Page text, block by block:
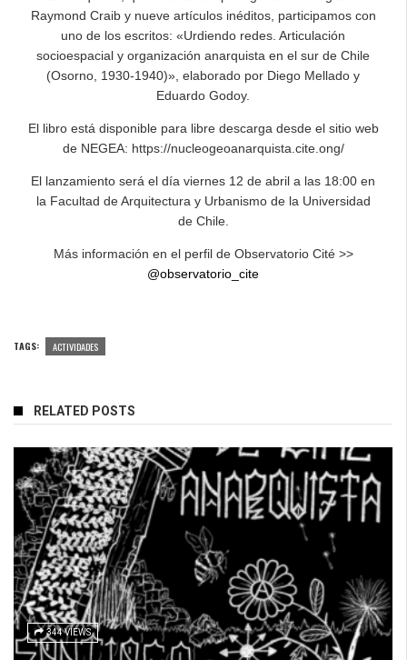
Raymond Craib y nueve artículos inéditos, participamos con
uno de los escritos: «Urdiendo redes. Articulación
socioespacial y organización anarquista en el sur de Chile
(Osorno, 1930-1940)», elaborado por Diego Mellado y
Eduardo Godoy.
El libro está disponible para libre descarga desde el sitio web
de NEGEA: https://nucleogeoanarquista.cite.ong/
El lanzamiento será el día viernes 12 de abril a las 18:00 en
la Facultad de Arquitectura y Urbanismo de la Universidad
de Chile.
Más información en el perfil de Observatorio Cité >>
@observatorio_cite
TAGS: ACTIVIDADES
RELATED POSTS
344 VIEWS